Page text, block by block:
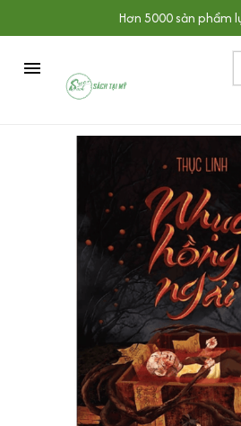
Hơn 5000 sản phẩm